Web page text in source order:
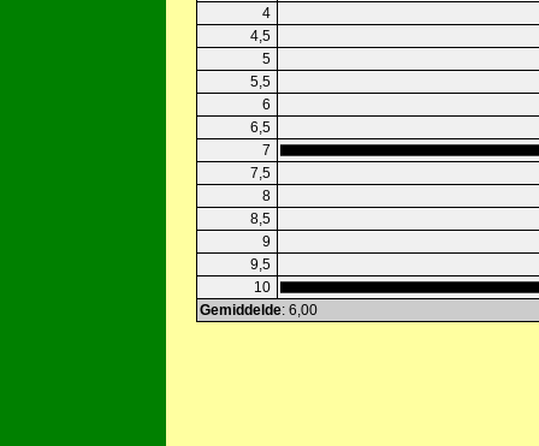
4
4,5
5
5,5
6
6,5
7
7,5
8
8,5
9
9,5
10
Gemiddelde: 6,00